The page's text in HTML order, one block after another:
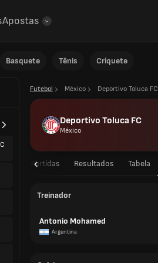
Apostas
Basquete Tênis Críquete
Futebol México Deportivo Toluca FC
Deportivo Toluca FC
México
Partidas Resultados Tabela
Treinador
Antonio Mohamed
Argentina